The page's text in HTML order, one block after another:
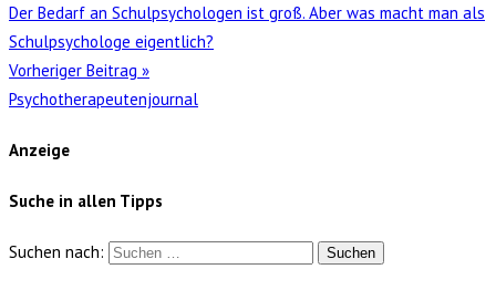
Der Bedarf an Schulpsychologen ist groß. Aber was macht man als
Schulpsychologe eigentlich?
Vorheriger Beitrag »
Psychotherapeutenjournal
Anzeige
Suche in allen Tipps
Suchen nach: